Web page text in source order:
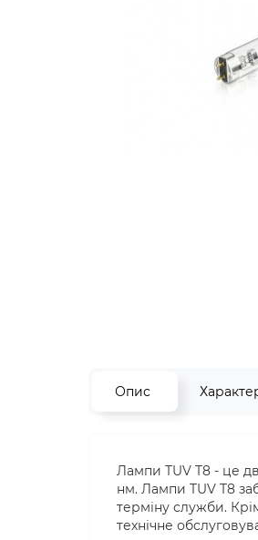
Опис
Лампи TUV T8 - це
нм. Лампи TUV T8
терміну служби.
технічне